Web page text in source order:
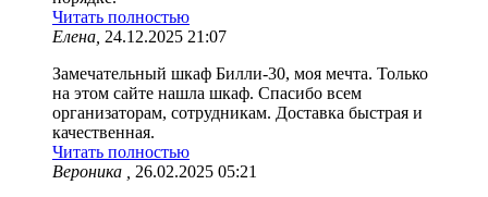
Читать полностью
Елена, 24.12.2025 21:07
Замечательный шкаф Билли-30, моя мечта. Только
на этом сайте нашла шкаф. Спасибо всем
организаторам, сотрудникам. Доставка быстрая и
качественная.
Читать полностью
Вероника ,
26.02.2025 05:21